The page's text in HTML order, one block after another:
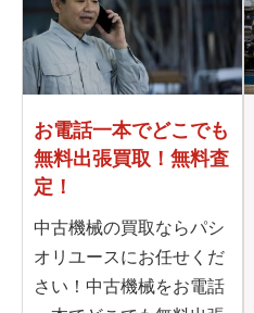
お電話一本でどこでも
無料出張買取！無料査
定！
中古機械の買取ならパシ
オリユースにお任せくだ
さい！中古機械をお電話